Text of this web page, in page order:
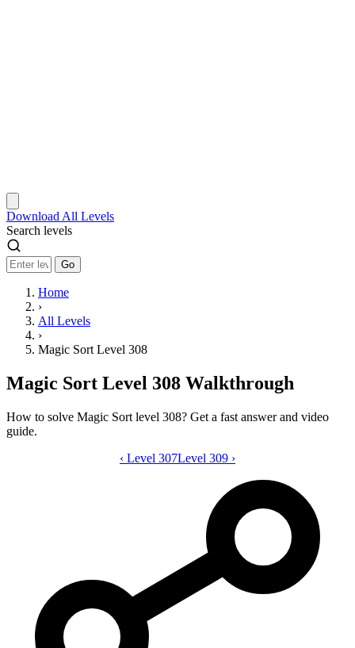
Download All Levels
Search levels
Go
Home
›
All Levels
›
Magic Sort Level 308
Magic Sort Level 308 Walkthrough
How to solve Magic Sort level 308? Get a fast answer and video
guide.
Magic Sort level 308 video guide
‹ Level 307Level 309 ›